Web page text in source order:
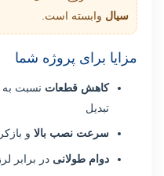
سیال وابسته است.
مزایا برای پروژه شما
کاهش قطعات نسبت به
تبدیل
سرعت نصب بالا و
دوام طولانی در برابر